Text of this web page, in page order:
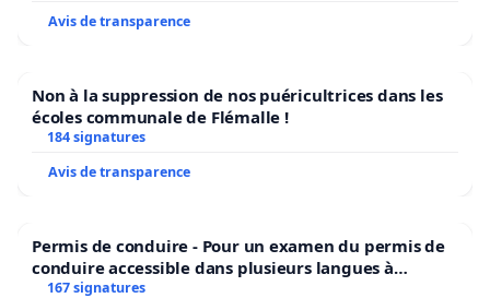
Avis de transparence
Non à la suppression de nos puéricultrices dans les
écoles communale de Flémalle !
184 signatures
Avis de transparence
Permis de conduire - Pour un examen du permis de
conduire accessible dans plusieurs langues à
Bruxelles
167 signatures